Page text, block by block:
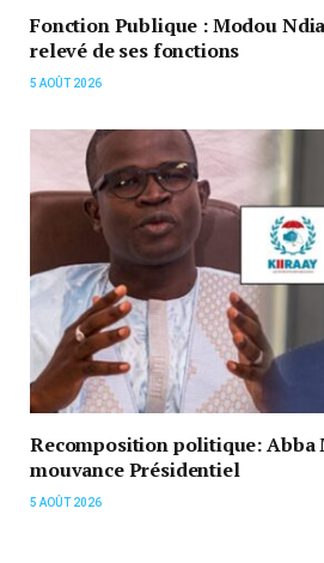
Fonction Publique : Modou
relevé de ses fonctions
5 AOÛT 2026
Recomposition politique: Abba
mouvance Présidentiel
5 AOÛT 2026